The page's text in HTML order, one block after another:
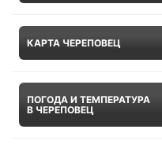
КАРТА ЧЕРЕПОВЕЦ
ПОГОДА И ТЕМПЕРАТУРА
В ЧЕРЕПОВЕЦ